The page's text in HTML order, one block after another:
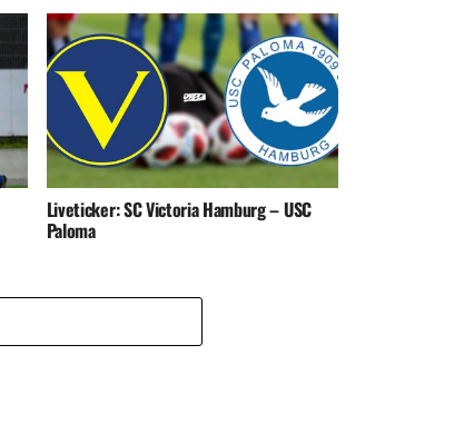
Liveticker: SC Victoria Hamburg – USC
Paloma